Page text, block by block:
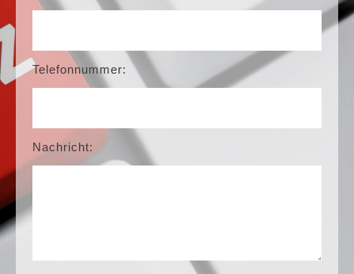
Telefonnummer:
Nachricht: